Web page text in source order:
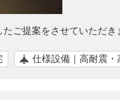
ご提案をさせていただき
仕様設備｜高耐震・